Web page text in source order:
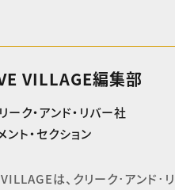
VILLAGE編集部
ク・アンド・リバー社
ト・セクション
は、クリーク･アンド･